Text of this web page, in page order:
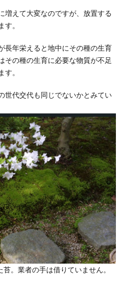
増えて大変なのですが、放置する
。
長年栄えると地中にその種の生育
その種の生育に必要な物質が不足
。
世代交代も同じでないかとみてい
。業者の手は借りていません。